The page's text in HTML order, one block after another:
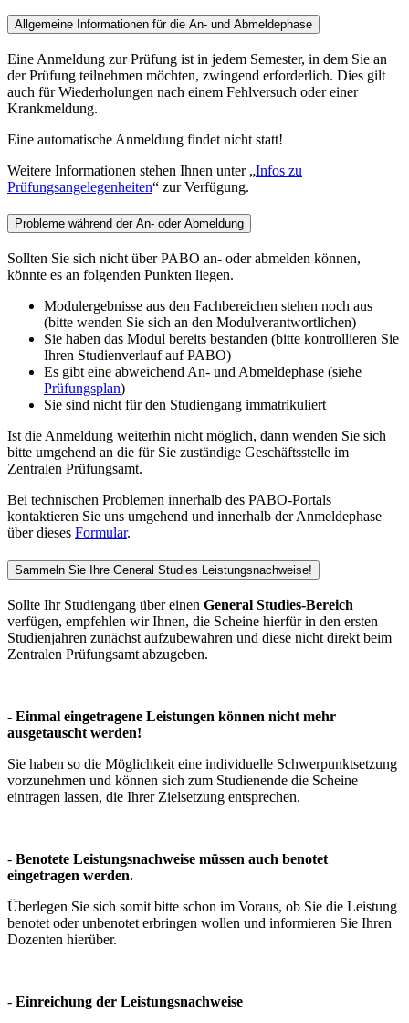
Allgemeine Informationen für die An- und Abmeldephase
Eine Anmeldung zur Prüfung ist in jedem Semester, in dem Sie an
der Prüfung teilnehmen möchten, zwingend erforderlich. Dies gilt
auch für Wiederholungen nach einem Fehlversuch oder einer
Krankmeldung.
Eine automatische Anmeldung findet nicht statt!
Weitere Informationen stehen Ihnen unter „Infos zu
Prüfungsangelegenheiten“ zur Verfügung.
Probleme während der An- oder Abmeldung
Sollten Sie sich nicht über PABO an- oder abmelden können,
könnte es an folgenden Punkten liegen.
Modulergebnisse aus den Fachbereichen stehen noch aus
(bitte wenden Sie sich an den Modulverantwortlichen)
Sie haben das Modul bereits bestanden (bitte kontrollieren Sie
Ihren Studienverlauf auf PABO)
Es gibt eine abweichend An- und Abmeldephase (siehe
Prüfungsplan)
Sie sind nicht für den Studiengang immatrikuliert
Ist die Anmeldung weiterhin nicht möglich, dann wenden Sie sich
bitte umgehend an die für Sie zuständige Geschäftsstelle im
Zentralen Prüfungsamt.
Bei technischen Problemen innerhalb des PABO-Portals
kontaktieren Sie uns umgehend und innerhalb der Anmeldephase
über dieses Formular.
Sammeln Sie Ihre General Studies Leistungsnachweise!
Sollte Ihr Studiengang über einen General Studies-Bereich
verfügen, empfehlen wir Ihnen, die Scheine hierfür in den ersten
Studienjahren zunächst aufzubewahren und diese nicht direkt beim
Zentralen Prüfungsamt abzugeben.
- Einmal eingetragene Leistungen können nicht mehr
ausgetauscht werden!
Sie haben so die Möglichkeit eine individuelle Schwerpunktsetzung
vorzunehmen und können sich zum Studienende die Scheine
eintragen lassen, die Ihrer Zielsetzung entsprechen.
- Benotete Leistungsnachweise müssen auch benotet
eingetragen werden.
Überlegen Sie sich somit bitte schon im Voraus, ob Sie die Leistung
benotet oder unbenotet erbringen wollen und informieren Sie Ihren
Dozenten hierüber.
- Einreichung der Leistungsnachweise